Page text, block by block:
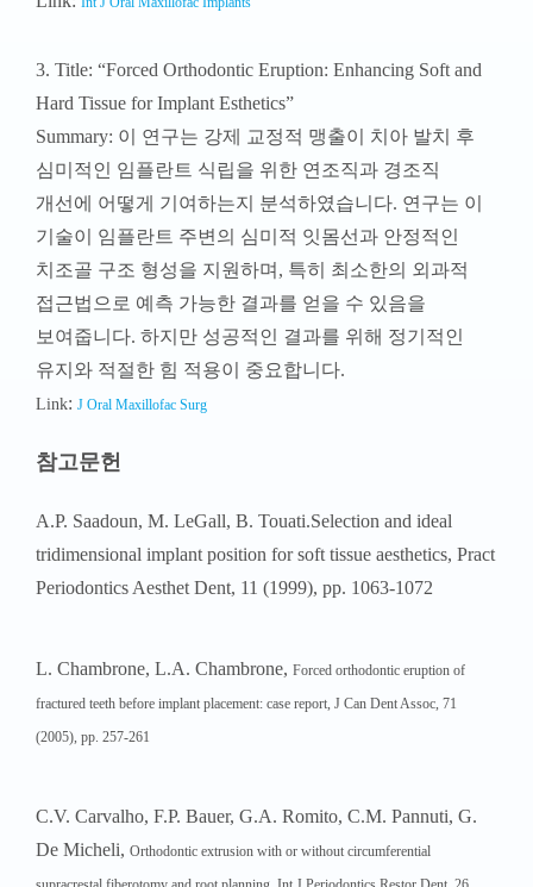
3. Title: “Forced Orthodontic Eruption: Enhancing Soft and
Hard Tissue for Implant Esthetics”
Summary: 이 연구는 강제 교정적 맹출이 치아 발치 후
심미적인 임플란트 식립을 위한 연조직과 경조직
개선에 어떻게 기여하는지 분석하였습니다. 연구는 이
기술이 임플란트 주변의 심미적 잇몸선과 안정적인
치조골 구조 형성을 지원하며, 특히 최소한의 외과적
접근법으로 예측 가능한 결과를 얻을 수 있음을
보여줍니다. 하지만 성공적인 결과를 위해 정기적인
유지와 적절한 힘 적용이 중요합니다.
Link: J Oral Maxillofac Surg
참고문헌
A.P. Saadoun, M. LeGall, B. Touati.Selection and ideal
tridimensional implant position for soft tissue aesthetics, Pract
Periodontics Aesthet Dent, 11 (1999), pp. 1063-1072
L. Chambrone, L.A. Chambrone, Forced orthodontic eruption of
fractured teeth before implant placement: case report, J Can Dent Assoc, 71
(2005), pp. 257-261
C.V. Carvalho, F.P. Bauer, G.A. Romito, C.M. Pannuti, G.
De Micheli, Orthodontic extrusion with or without circumferential